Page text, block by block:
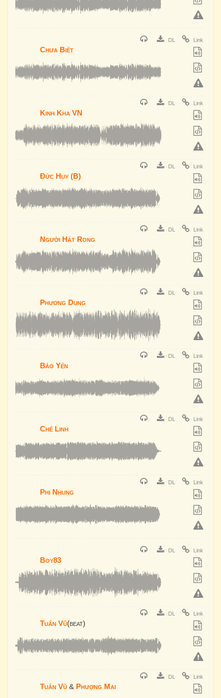
DL Link
Chưa Biết
DL Link
Kinh Kha VN
DL Link
Đức Huy (B)
DL Link
Người Hát Rong
DL Link
Phương Dung
DL Link
Bảo Yến
DL Link
Chế Linh
DL Link
Phi Nhung
DL Link
Boy83
DL Link
Tuấn Vũ(beat)
DL Link
Tuấn Vũ & Phượng Mai